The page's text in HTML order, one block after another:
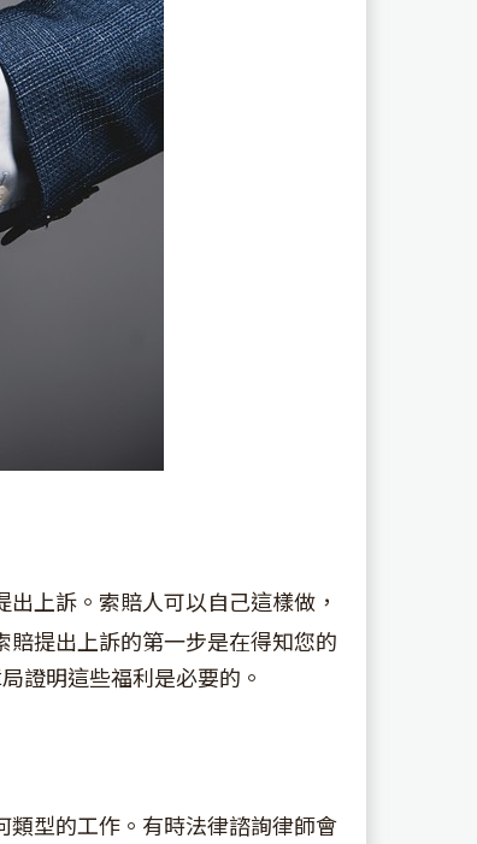
上訴。索賠人可以自己這樣做，
提出上訴的第一步是在得知您的
證明這些福利是必要的。
型的工作。有時法律諮詢律師會